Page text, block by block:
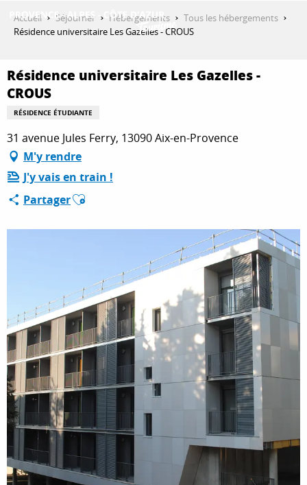
QUE FAIRE ?
SÉJOURNER
ESPACE PRO
Accueil Séjourner Hébergements
Tous les hébergements
Résidence universitaire Les Gazelles - CROUS
Résidence universitaire Les Gazelles -
CROUS
RÉSIDENCE ÉTUDIANTE
31 avenue Jules Ferry, 13090 Aix-en-Provence
M'y rendre
J'y vais en train !
PartagerAjouter aux favoris